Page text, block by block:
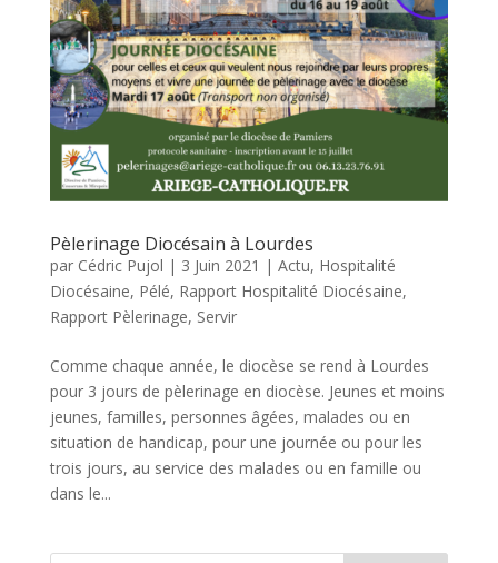
Pèlerinage Diocésain à Lourdes
par Cédric Pujol | 3 Juin 2021 | Actu, Hospitalité
Diocésaine, Pélé, Rapport Hospitalité Diocésaine,
Rapport Pèlerinage, Servir
Comme chaque année, le diocèse se rend à Lourdes
pour 3 jours de pèlerinage en diocèse. Jeunes et moins
jeunes, familles, personnes âgées, malades ou en
situation de handicap, pour une journée ou pour les
trois jours, au service des malades ou en famille ou
dans le...